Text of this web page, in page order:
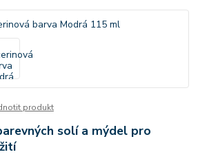
produkt
solí a mýdel pro